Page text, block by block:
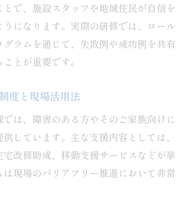
で、施設スタッフや地域住民が自信を
になります。実際の研修では、ロール
グラムを通じて、失敗例や成功例を共有
とが重要です。
度と現場活用法
は、障害のある方やそのご家族向けに
しています。主な支援内容としては、
改修助成、移動支援サービスなどが挙
は現場のバリアフリー推進において非常